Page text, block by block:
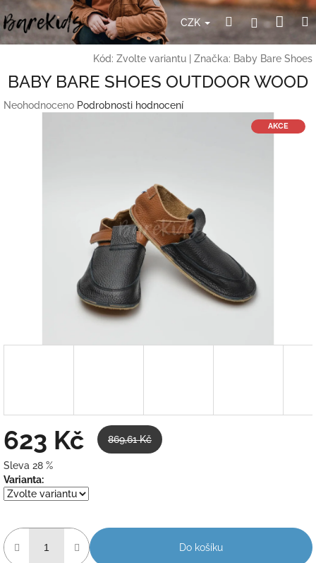
Přejít
na
obsah
CZK HledatPřihlášení
Kód: Zvolte variantu Značka: Baby Bare Shoes
BABY BARE SHOES OUTDOOR WOOD
Průměrné
Neohodnoceno Podrobnosti hodnocení
AKCE
623 Kč 869,61 Kč
Sleva 28 %
Měrná
cena:
Varianta:
Do košíku